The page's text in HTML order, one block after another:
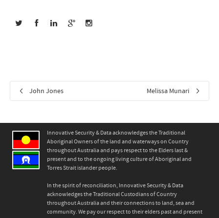
John Jones Melissa Munari
Innovative Security & Data acknowledges the Traditional
Aboriginal Owners of the land and waterways on Country
throughout Australia and pays respect to the Elders last &
present and to the ongoing living culture of Aboriginal and
Torres Strait islander people.
In the spirit of reconciliation, Innovative Security & Data
acknowledges the Traditional Custodians of Country
throughout Australia and their connections to land, sea and
community. We pay our respect to their elders past and present